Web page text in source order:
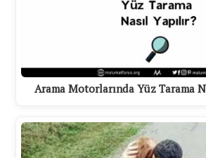
Arama Motorlarında Yüz Tarama